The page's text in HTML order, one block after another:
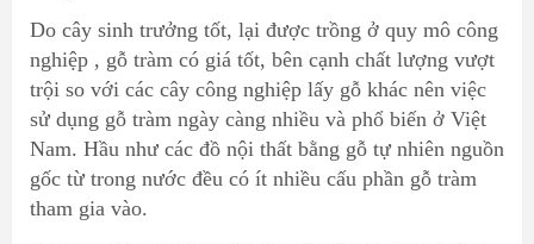
Do cây sinh trưởng tốt, lại được trồng ở quy mô công
nghiệp , gỗ tràm có giá tốt, bên cạnh chất lượng vượt
trội so với các cây công nghiệp lấy gỗ khác nên việc
sử dụng gỗ tràm ngày càng nhiều và phổ biến ở Việt
Nam. Hầu như các đồ nội thất bằng gỗ tự nhiên nguồn
gốc từ trong nước đều có ít nhiều cấu phần gỗ tràm
tham gia vào.